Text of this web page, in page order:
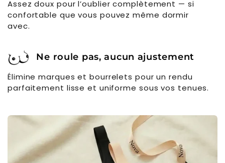
Assez doux pour l’oublier complètement — si
confortable que vous pouvez même dormir
avec.
Ne roule pas, aucun ajustement
Élimine marques et bourrelets pour un rendu
parfaitement lisse et uniforme sous vos tenues.